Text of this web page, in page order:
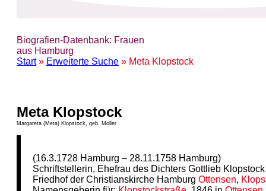
Biografien-Datenbank: Frauen
aus Hamburg
Start» Erweiterte Suche » Meta Klopstock
Meta Klopstock
Margareta (Meta) Klopstock, geb. Moller
(16.3.1728 Hamburg – 28.11.1758 Hamburg)
Schriftstellerin, Ehefrau des Dichters Gottlieb Klopstock
Friedhof der Christianskirche HamburgOttensen,